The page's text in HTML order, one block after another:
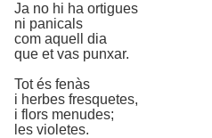
Ja no hi ha ortigues
ni panicals
com aquell dia
que et vas punxar.
Tot és fenàs
i herbes fresquetes,
i flors menudes;
les violetes.